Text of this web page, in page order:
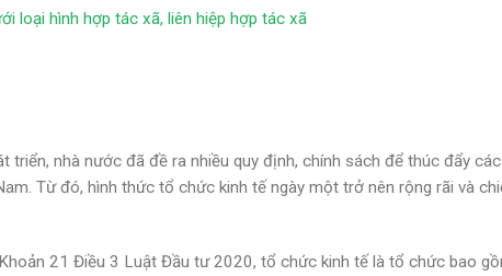
loại hình hợp tác xã, liên hiệp hợp tác xã
triển, nhà nước đã đề ra nhiều quy định, chính sách để thúc đẩy
Từ đó, hình thức tổ chức kinh tế ngày một trở nên rộng rãi và
21 Điều 3 Luật Đầu tư 2020, tổ chức kinh tế là tổ chức bao